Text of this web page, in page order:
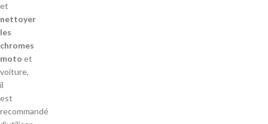
et
nettoyer
les
chromes
moto et
voiture,
il
est
recommandé